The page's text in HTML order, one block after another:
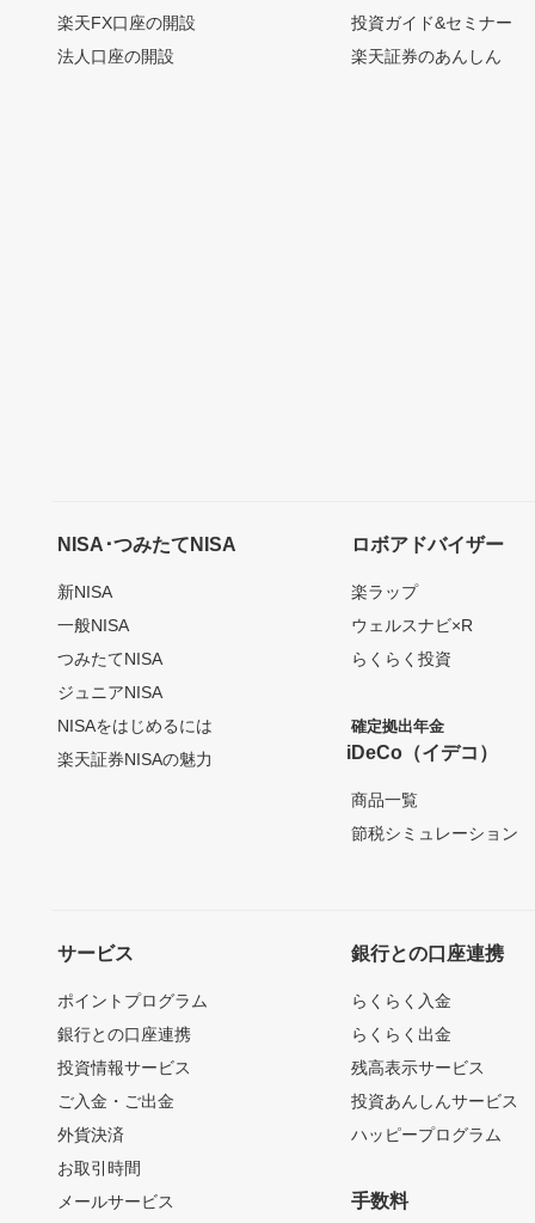
楽天FX口座の開設
法人口座の開設
投資ガイド&セミナー
楽天証券のあんしん
NISA･つみたてNISA
新NISA
一般NISA
つみたてNISA
ジュニアNISA
NISAをはじめるには
楽天証券NISAの魅力
ロボアドバイザー
楽ラップ
ウェルスナビ×R
らくらく投資
確定拠出年金
iDeCo（イデコ）
商品一覧
節税シミュレーション
サービス
ポイントプログラム
銀行との口座連携
投資情報サービス
ご入金・ご出金
外貨決済
お取引時間
メールサービス
銀行との口座連携
らくらく入金
らくらく出金
残高表示サービス
投資あんしんサービス
ハッピープログラム
手数料